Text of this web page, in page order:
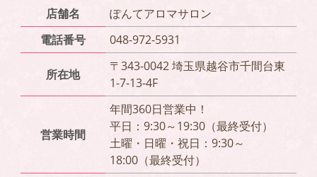
店舗名
ぽんてアロマサロン
電話番号
048-972-5931
所在地
〒343-0042 埼玉県越谷市千間台東
1-7-13-4F
営業時間
年間360日営業中！
平日：9:30～19:30（最終受付）
土曜・日曜・祝日：9:30～
18:00（最終受付）